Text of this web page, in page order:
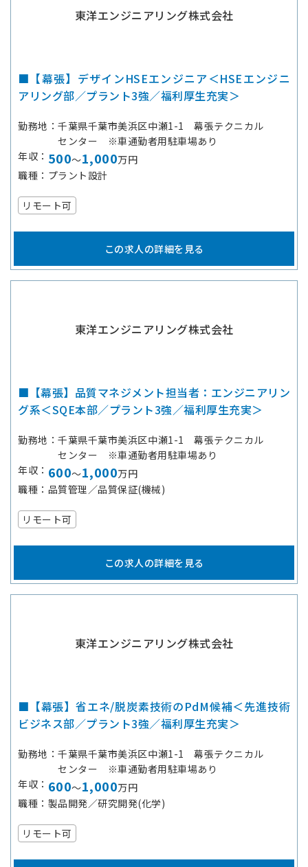
東洋エンジニアリング株式会社
■【幕張】デザインHSEエンジニア＜HSEエンジニ
アリング部／プラント3強／福利厚生充実＞
勤務地
千葉県千葉市美浜区中瀬1-1 幕張テクニカル
センター ※車通勤者用駐車場あり
年収
500～1,000万円
職種
プラント設計
リモート可
この求人の詳細を見る
東洋エンジニアリング株式会社
■【幕張】品質マネジメント担当者：エンジニアリン
グ系＜SQE本部／プラント3強／福利厚生充実＞
勤務地
千葉県千葉市美浜区中瀬1-1 幕張テクニカル
センター ※車通勤者用駐車場あり
年収
600～1,000万円
職種
品質管理／品質保証(機械)
リモート可
この求人の詳細を見る
東洋エンジニアリング株式会社
■【幕張】省エネ/脱炭素技術のPdM候補＜先進技術
ビジネス部／プラント3強／福利厚生充実＞
勤務地
千葉県千葉市美浜区中瀬1-1 幕張テクニカル
センター ※車通勤者用駐車場あり
年収
600～1,000万円
職種
製品開発／研究開発(化学)
リモート可